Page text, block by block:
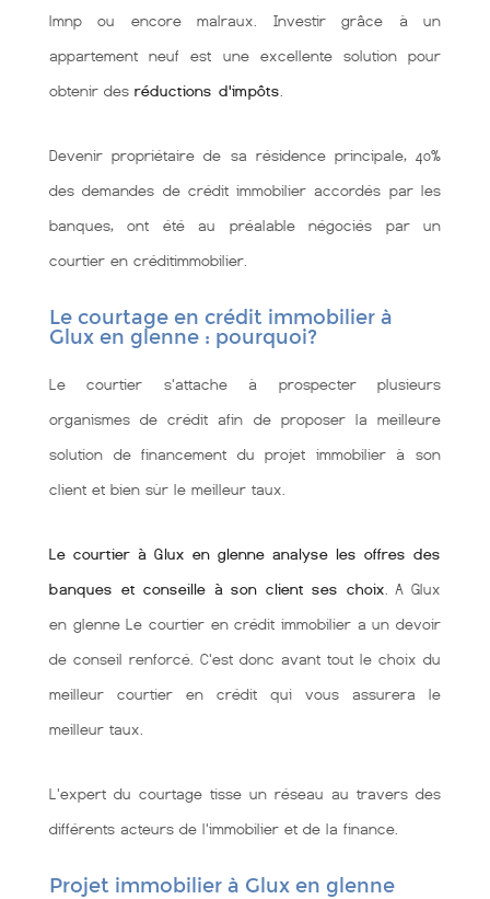
lmnp ou encore malraux. Investir grâce à un
appartement neuf est une excellente solution pour
obtenir des réductions d'impôts
Devenir propriétaire de sa résidence principale, 40%
des demandes de crédit immobilier accordés par les
banques, ont été au préalable négociés par un
courtier en créditimmobilier.
Le courtage en crédit immobilier à
Glux en glenne : pourquoi?
Le courtier s'attache à prospecter plusieurs
organismes de crédit afin de proposer la meilleure
solution de financement du projet immobilier à son
client et bien sùr le meilleur taux.
Le courtier à Glux en glenne analyse les offres des
banques et conseille à son client ses choix . A Glux
en glenne Le courtier en crédit immobilier a un devoir
de conseil renforcé. C'est donc avant tout le choix du
meilleur courtier en crédit qui vous assurera le
meilleur taux.
L'expert du courtage tisse un réseau au travers des
différents acteurs de l'immobilier et de la finance.
Projet immobilier à Glux en glenne